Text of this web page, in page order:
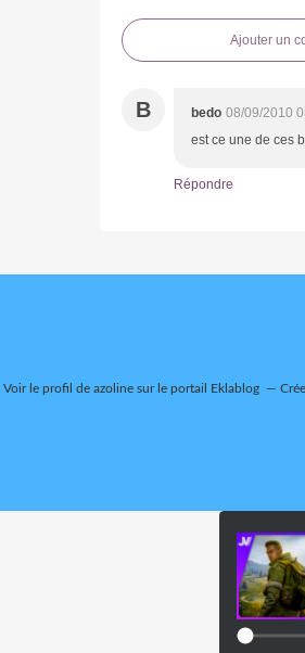
Ajouter un
B bedo 08/09/2010
est ce une de ces
Répondre
Voir le profil de azolinesur le portail Eklablog